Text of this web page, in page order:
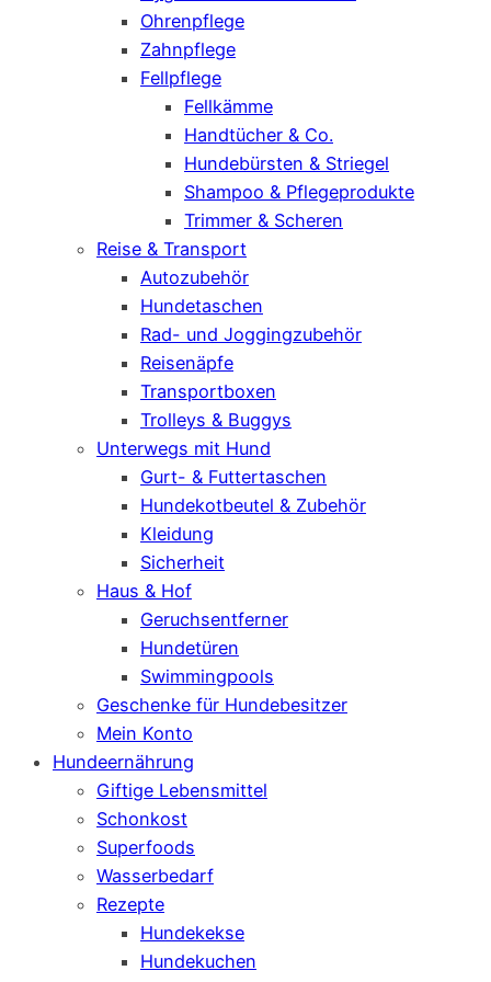
Ohrenpflege
Zahnpflege
Fellpflege
Fellkämme
Handtücher & Co.
Hundebürsten & Striegel
Shampoo & Pflegeprodukte
Trimmer & Scheren
Reise & Transport
Autozubehör
Hundetaschen
Rad- und Joggingzubehör
Reisenäpfe
Transportboxen
Trolleys & Buggys
Unterwegs mit Hund
Gurt- & Futtertaschen
Hundekotbeutel & Zubehör
Kleidung
Sicherheit
Haus & Hof
Geruchsentferner
Hundetüren
Swimmingpools
Geschenke für Hundebesitzer
Mein Konto
Hundeernährung
Giftige Lebensmittel
Schonkost
Superfoods
Wasserbedarf
Rezepte
Hundekekse
Hundekuchen